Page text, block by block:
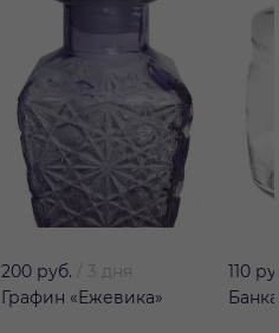
200 руб.
3 дня
Графин «Ежевика»
110